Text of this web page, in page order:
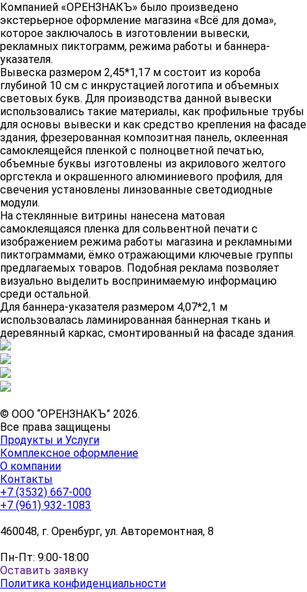
Компанией «ОРЕНЗНАКЪ» было произведено
экстерьерное оформление магазина «Всё для дома»,
которое заключалось в изготовлении вывески,
рекламных пиктограмм, режима работы и баннера-
указателя.
Вывеска размером 2,45*1,17 м состоит из короба
глубиной 10 см с инкрустацией логотипа и объемных
световых букв. Для производства данной вывески
использовались такие материалы, как профильные трубы
для основы вывески и как средство крепления на фасаде
здания, фрезерованная композитная панель, оклеенная
самоклеящейся пленкой с полноцветной печатью,
объемные буквы изготовлены из акрилового желтого
оргстекла и окрашенного алюминиевого профиля, для
свечения установлены линзованные светодиодные
модули.
На стеклянные витрины нанесена матовая
самоклеящаяся пленка для сольвентной печати с
изображением режима работы магазина и рекламными
пиктограммами, ёмко отражающими ключевые группы
предлагаемых товаров. Подобная реклама позволяет
визуально выделить воспринимаемую информацию
среди остальной.
Для баннера-указателя размером 4,07*2,1 м
использовалась ламинированная баннерная ткань и
деревянный каркас, смонтированный на фасаде здания.
© ООО “ОРЕНЗНАКЪ” 2026.
Все права защищены
Продукты и Услуги
Комплексное оформление
О компании
Контакты
+7 (3532) 667-000
+7 (961) 932-1083
460048, г. Оренбург, ул. Авторемонтная, 8
Пн-Пт: 9:00-18:00
Оставить заявку
Политика конфиденциальности